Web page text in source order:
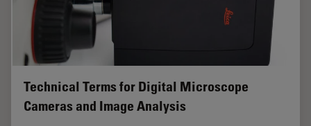
Technical Terms for Digital Microscope
Cameras and Image Analysis